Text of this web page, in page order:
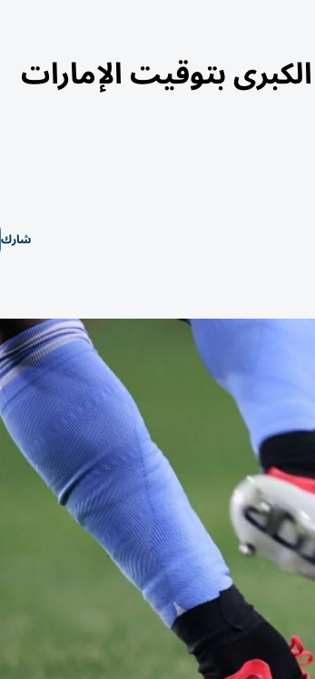
بتوقيت الإمارات
شارك